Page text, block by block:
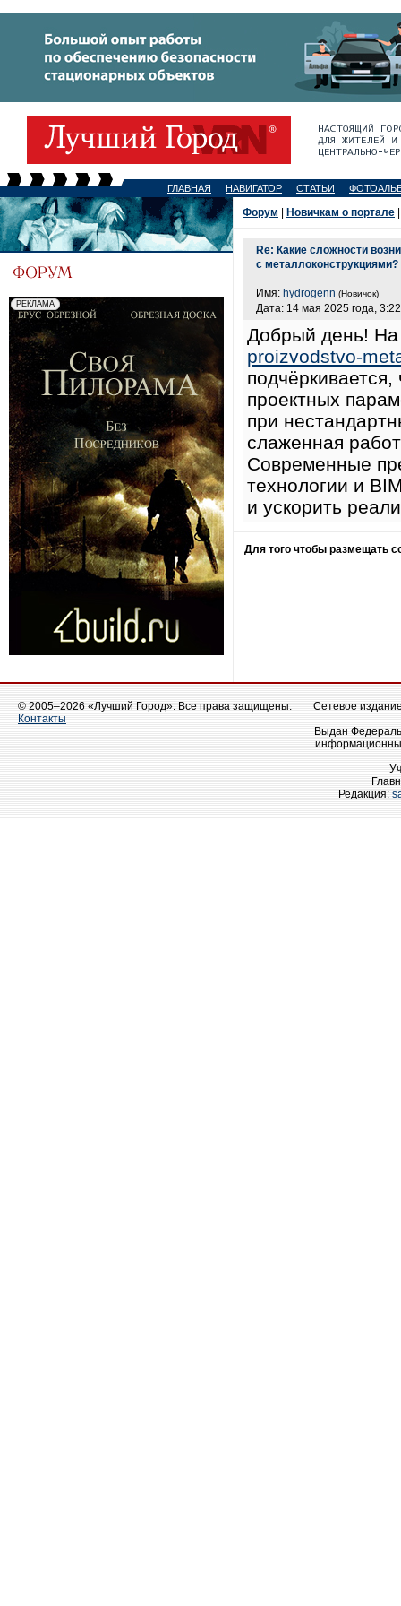
ГЛАВНАЯ НАВИГАТОР СТАТЬИ
Форум Новичкам о портале
Re: Какие сложности
с металлоконструкциями?
Имя: hydrogenn (Новичок)
Дата: 14 мая 2025 года, 3:22
Добрый день!
proizvodstvo-
проектных
при
слаженная
Современные
технологии и
и ускорить
Для того чтобы размещать
© 2005–2026 «Лучший Город». Все права защищены.
Контакты
Сетевое
Выдан
Редакция: